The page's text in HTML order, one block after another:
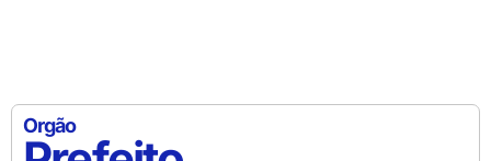
Orgão